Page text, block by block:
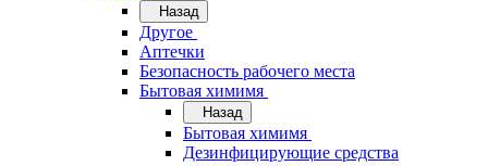
Назад
Другое
Аптечки
Безопасность рабочего места
Бытовая химимя
Назад
Бытовая химимя
Дезинфицирующие средства